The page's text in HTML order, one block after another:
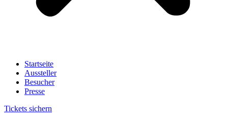
Startseite
Aussteller
Besucher
Presse
Tickets sichern